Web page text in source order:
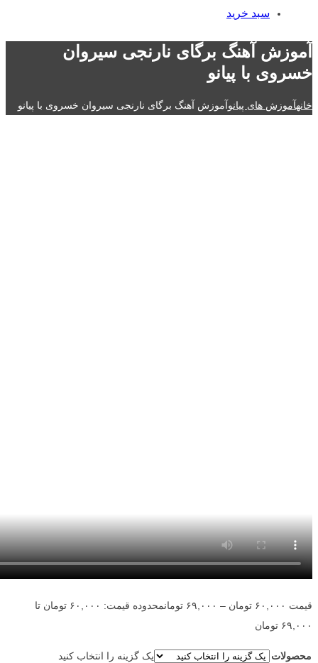
سبد خرید
آموزش آهنگ برگای نارنجی سیروان
خسروی با پیانو
خانهآموزش های پیانوآموزش آهنگ برگای نارنجی سیروان خسروی با پیانو
قیمت ۶۰,۰۰۰ تومان – ۶۹,۰۰۰ تومان
محدوده قیمت: ۶۰,۰۰۰ تومان تا
۶۹,۰۰۰ تومان
محصولات
یک گزینه را انتخاب کنید